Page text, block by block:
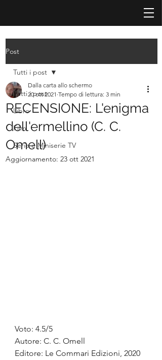
Post
Tutti i post
Libro
Film
Serie e Miniserie TV
Tutti i post
RECENSIONE: L'enigma
dell'ermellino (C. C.
Omell)
Dalla carta allo schermo
20 ott 2021 Tempo di lettura: 3 min
Aggiornamento: 23 ott 2021
Voto: 4.5/5
Autore: C. C. Omell
Editore: Le Commari Edizioni, 2020